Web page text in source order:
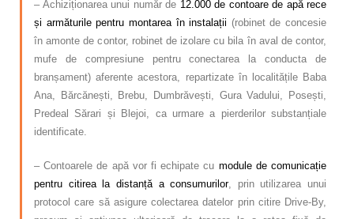
– Achiziționarea unui număr de 12.000 de contoare de apă rece
și armăturile pentru montarea în instalații (robinet de concesie
în amonte de contor, robinet de izolare cu bila în aval de contor,
mufe de compresiune pentru conectarea la conducta de
branșament) aferente acestora, repartizate în localitățile Baba
Ana, Bărcănești, Brebu, Dumbrăvești, Gura Vadului, Posești,
Predeal Sărari și Blejoi, ca urmare a pierderilor substanțiale
identificate.
– Contoarele de apă vor fi echipate cu module de comunicație
pentru citirea la distanță a consumurilor, prin utilizarea unui
protocol care să asigure colectarea datelor prin citire Drive-By,